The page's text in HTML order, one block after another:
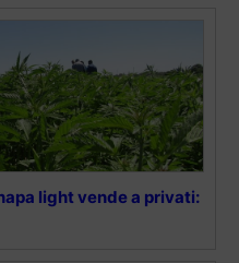
light vende a privati: